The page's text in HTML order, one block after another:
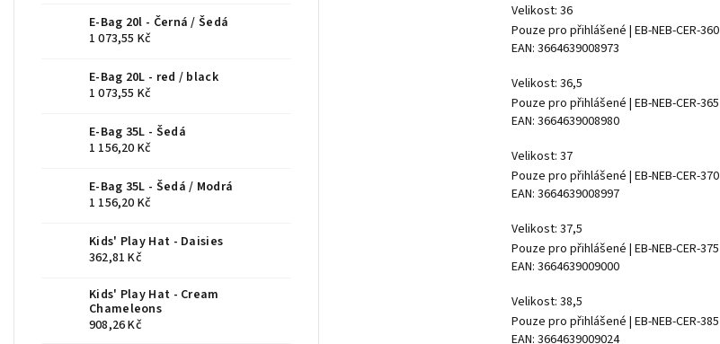
E-Bag 20l - Černá / Šedá
1 073,55 Kč
E-Bag 20L - red / black
1 073,55 Kč
E-Bag 35L - Šedá
1 156,20 Kč
E-Bag 35L - Šedá / Modrá
1 156,20 Kč
Kids' Play Hat - Daisies
362,81 Kč
Kids' Play Hat - Cream
Chameleons
908,26 Kč
Velikost: 36
Pouze pro přihlášené | EB-NEB-CER-360
EAN: 3664639008973
Velikost: 36,5
Pouze pro přihlášené | EB-NEB-CER-365
EAN: 3664639008980
Velikost: 37
Pouze pro přihlášené | EB-NEB-CER-370
EAN: 3664639008997
Velikost: 37,5
Pouze pro přihlášené | EB-NEB-CER-375
EAN: 3664639009000
Velikost: 38,5
Pouze pro přihlášené | EB-NEB-CER-385
EAN: 3664639009024